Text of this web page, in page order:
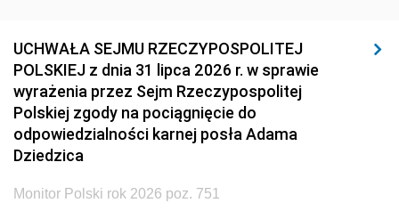
UCHWAŁA SEJMU RZECZYPOSPOLITEJ
POLSKIEJ z dnia 31 lipca 2026 r. w sprawie
wyrażenia przez Sejm Rzeczypospolitej
Polskiej zgody na pociągnięcie do
odpowiedzialności karnej posła Adama
Dziedzica
Monitor Polski rok 2026 poz. 751